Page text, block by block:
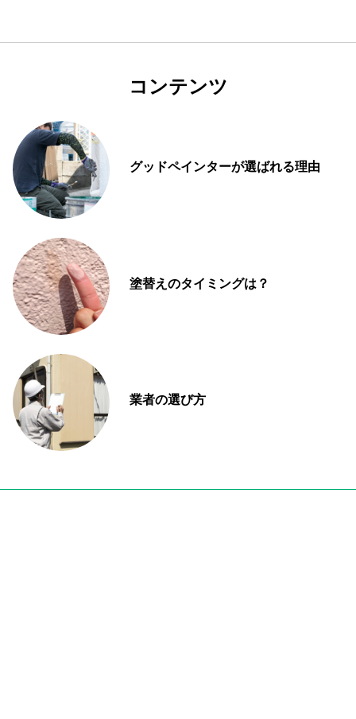
コンテンツ
グッドペインターが選ばれる理由
塗替えのタイミングは？
業者の選び方